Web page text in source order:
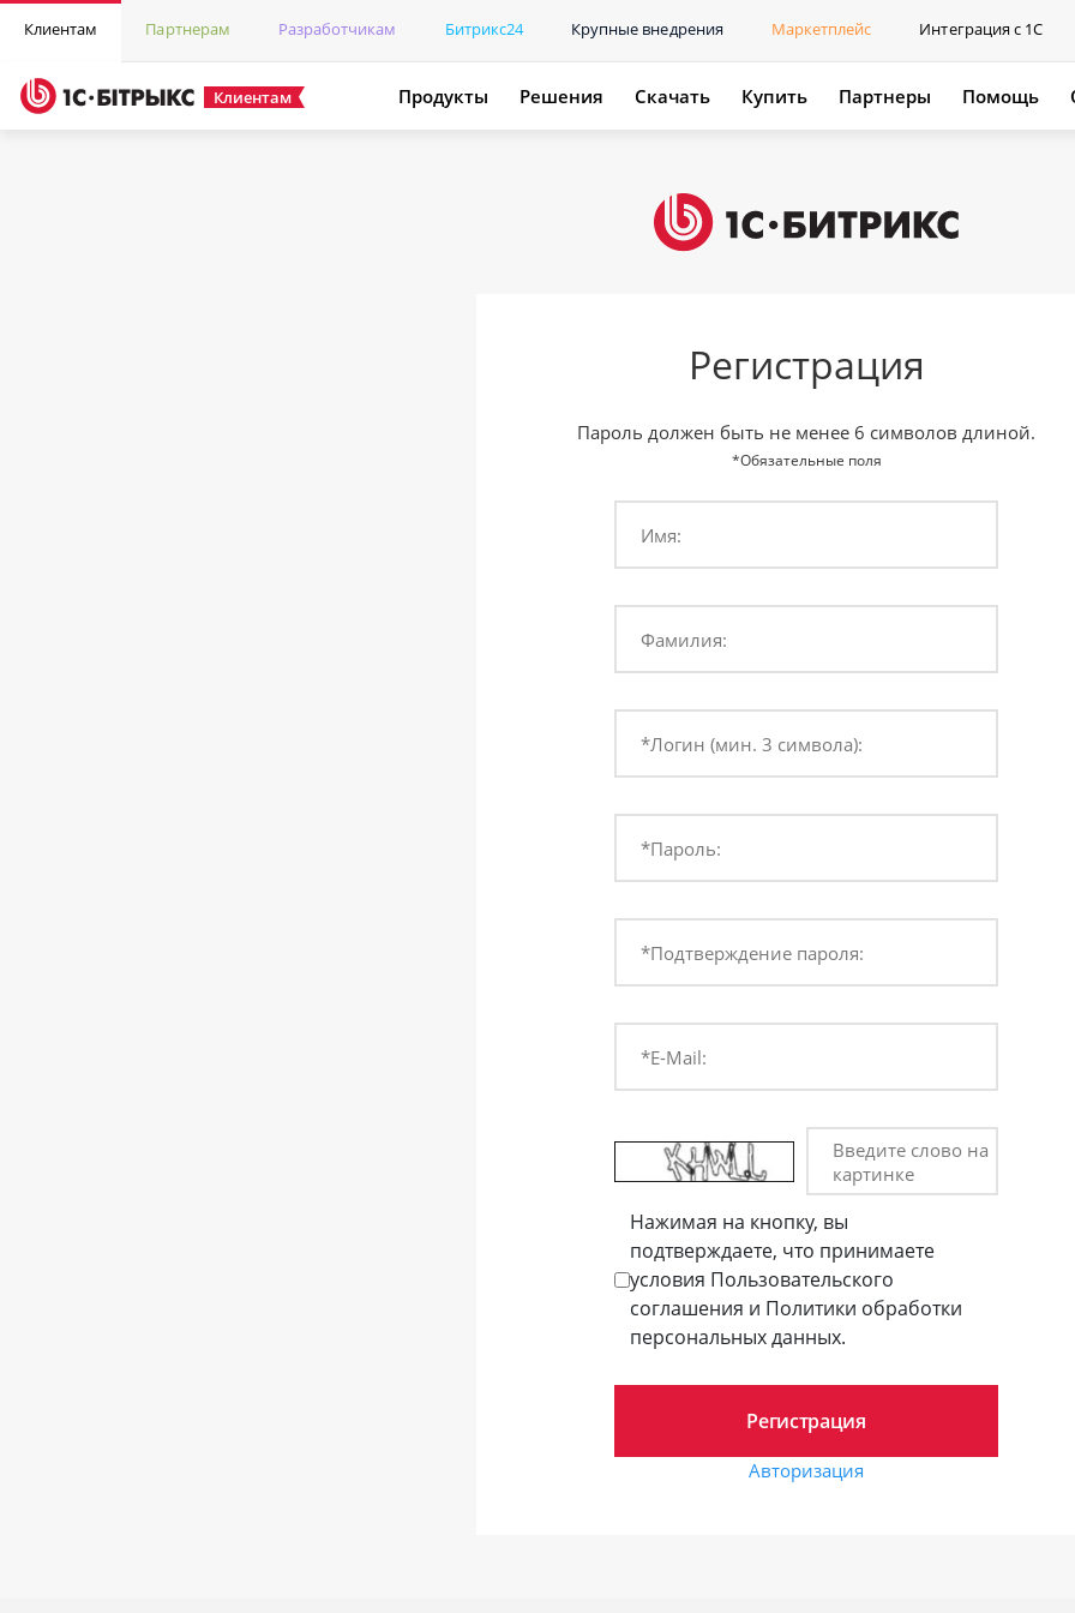
Клиентам Партнерам Разработчикам Битрикс24 Крупные внедрения Маркетплейс Интеграция с 1С
Клиентам Продукты Решения Скачать Купить Партнеры Помощь
Регистрация
Пароль должен быть не менее 6 символов длиной.
*Обязательные поля
Имя:
Фамилия:
*Логин (мин. 3 символа):
*Пароль:
*Подтверждение пароля:
*E-Mail:
Введите слово на
картинке
Нажимая на кнопку, вы
подтверждаете, что принимаете
условия Пользовательского
соглашения и Политики обработки
персональных данных.
Авторизация